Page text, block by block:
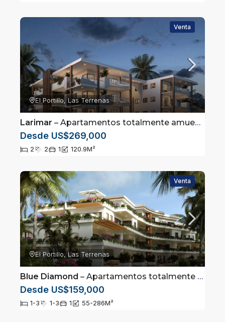
Venta
El Portillo, Las Terrenas
Larimar – Apartamentos totalmente amueblados en Las Terrenas, Samaná
Desde US$269,000
2 2 1 120.9M²
Venta
El Portillo, Las Terrenas
Blue Diamond – Apartamentos totalmente amueblados en Las Terrenas, Samaná
Desde US$159,000
1-3 1-3 1 55-286M²